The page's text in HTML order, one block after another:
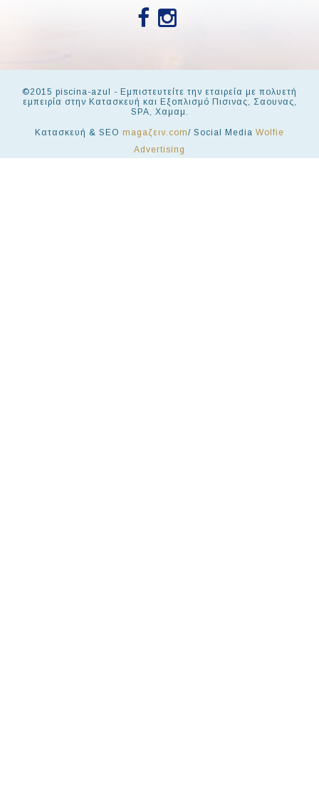
©2015 piscina-azul - Εμπιστευτείτε την εταιρεία με πολυετή
εμπειρία στην Κατασκευή και Εξοπλισμό Πισινας, Σαουνας,
SPA, Χαμαμ.
Κατασκευή & SEO magaζειν.com/ Social Media Wolfie
Advertising